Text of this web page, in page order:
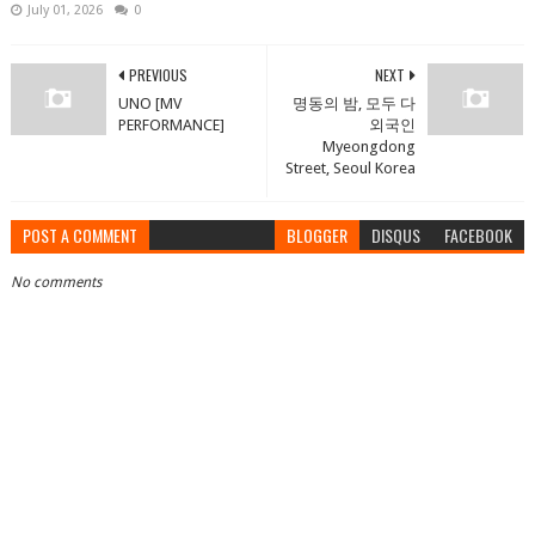
July 01, 2026 0
NEXT
명동의 밤, 모두 다
외국인
Myeongdong
Street, Seoul Korea
PREVIOUS
UNO [MV
PERFORMANCE]
POST A COMMENT BLOGGER DISQUS FACEBOOK
No comments